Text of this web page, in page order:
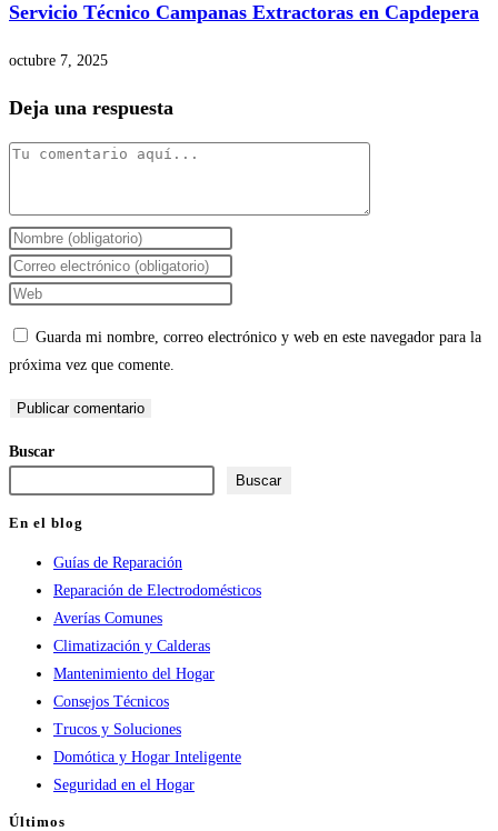
Servicio Técnico Campanas Extractoras en Capdepera
octubre 7, 2025
Deja una respuesta
Comentario
Introduce
tu
nombre
de
usuario
comentar
Introduce
tu
correo
electrónico
comentar
Introduce
de
tu
(opcional)
Guarda mi nombre, correo electrónico y web en este navegador para la
próxima vez que comente.
Buscar
Buscar
En el blog
Guías de Reparación
Reparación de Electrodomésticos
Averías Comunes
Climatización y Calderas
Mantenimiento del Hogar
Consejos Técnicos
Trucos y Soluciones
Domótica y Hogar Inteligente
Seguridad en el Hogar
Últimos